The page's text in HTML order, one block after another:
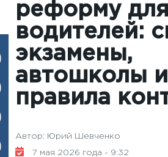
реформу для
водителей:
экзамены,
автошколы и
правила
Автор: Юрий Шевченко
7 мая 2026 года - 9:32